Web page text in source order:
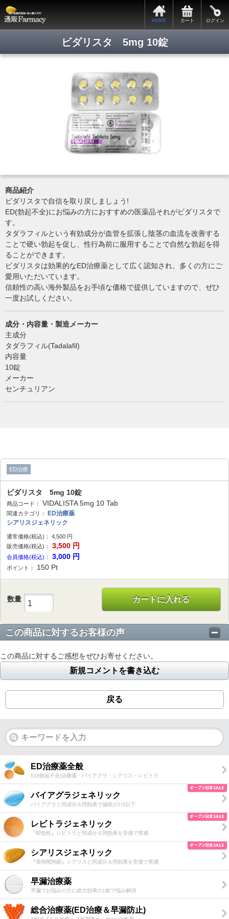
HOME カート ログイン
ビダリスタ 5mg 10錠
商品紹介
ビダリスタで自信を取り戻しましょう!
ED(勃起不全)にお悩みの方におすすめの医薬品それがビダリスタで
す。
タダラフィルという有効成分が血管を拡張し陰茎の血流を改善する
ことで硬い勃起を促し、性行為前に服用することで自然な勃起を得
ることができます。
ビダリスタは効果的なED治療薬として広く認知され、多くの方にご
愛用いただいています。
信頼性の高い海外製品をお手頃な価格で提供していますので、ぜひ
一度お試しください。
成分・内容量・製造メーカー
主成分
タダラフィル(Tadalafil)
内容量
10錠
メーカー
センチュリアン
ED治療
ビダリスタ 5mg 10錠
商品コード： VIDALISTA 5mg 10 Tab
関連カテゴリ：
ED治療薬
シアリスジェネリック
通常価格(税込)： 4,500 円
販売価格(税込)：
3,500 円
会員価格(税込)： 3,000 円
ポイント： 150 Pt
数量 カートに入れる
この商品に対するお客様の声
この商品に対するご感想をぜひお寄せください。
新規コメントを書き込む
戻る
ED治療薬全般
ED(勃起不全)治療薬・バイアグラ・シアリス・レビトラ
バイアグラジェネリック
バイアグラと同成分＆同効果で値段が1/3以下
レビトラジェネリック
『即効性』レビトラと同成分＆同効果を安価で実感
シアリスジェネリック
『長時間持続』シアリスと同成分＆同効果を安価で実感
早漏治療薬
早漏でお悩みの方に絶大効果の1錠で悩み解消
総合治療薬(ED治療＆早漏防止)
サポートメニュー
新規会員登録
特定商取引法表記
お問い合わせ
Copyright © 2014. 通販ファーマシー All rights reserved.